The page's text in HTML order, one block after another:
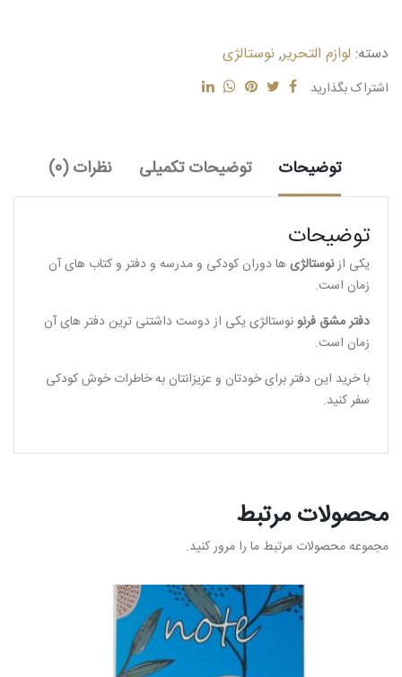
دسته: لوازم التحریر,نوستالژی
اشتراک بگذارید
توضیحات توضیحات تکمیلی نظرات (0)
توضیحات
یکی ازنوستالژیها دوران کودکی و مدرسه و دفتر و کتاب های آن
زمان است.
دفتر مشق فرنونوستالژی یکی از دوست داشتنی ترین دفتر های آن
زمان است.
با خرید این دفتر برای خودتان و عزیزانتان به خاطرات خوش کودکی
سفر کنید.
محصولات مرتبط
مجموعه محصولات مرتبط ما را مرور کنید.